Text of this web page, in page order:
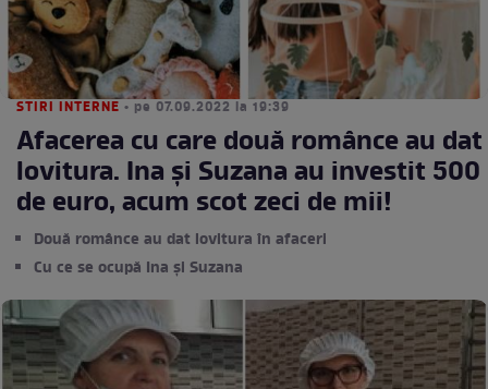
STIRI INTERNE • pe 07.09.2022 la 19:39
Afacerea cu care două românce au dat
lovitura. Ina și Suzana au investit 500
de euro, acum scot zeci de mii!
Două românce au dat lovitura în afaceri
Cu ce se ocupă Ina și Suzana